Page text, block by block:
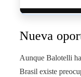
Nueva
Aunque Balotelli
Brasil existe